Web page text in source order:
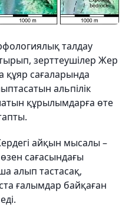
талдау
зерттеушілер Жер
құяр сағаларында
альпілік
құрылымдарға өте
айқын мысалы –
сағасындағы
алып тастасақ,
ғалымдар байқаған